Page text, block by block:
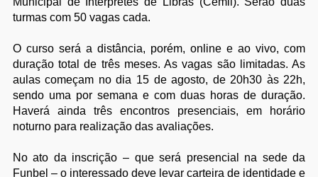
turmas com 50 vagas cada.
O curso será a distância, porém, online e ao vivo, com
duração total de três meses. As vagas são limitadas. As
aulas começam no dia 15 de agosto, de 20h30 às 22h,
sendo uma por semana e com duas horas de duração.
Haverá ainda três encontros presenciais, em horário
noturno para realização das avaliações.
No ato da inscrição – que será presencial na sede da
Funbel – o interessado deve levar carteira de identidade e